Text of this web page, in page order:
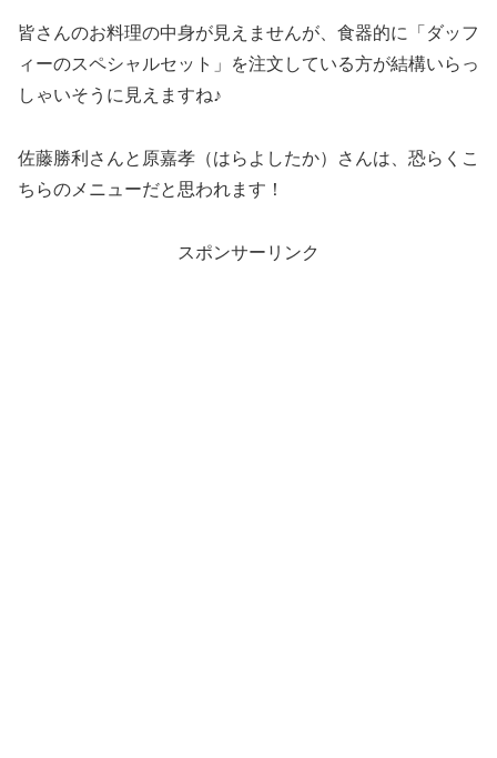
皆さんのお料理の中身が見えませんが、食器的に「ダッフ
ィーのスペシャルセット」を注文している方が結構いらっ
しゃいそうに見えますね♪
佐藤勝利さんと原嘉孝（はらよしたか）さんは、恐らくこ
ちらのメニューだと思われます！
スポンサーリンク